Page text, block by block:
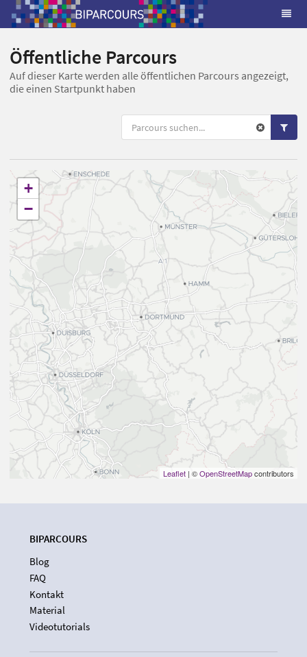
Öffentliche Parcours
Auf dieser Karte werden alle öffentlichen Parcours angezeigt,
die einen Startpunkt haben
+
−
Leaflet | ©OpenStreetMapcontributors
BIPARCOURS
Blog
FAQ
Kontakt
Material
Videotutorials